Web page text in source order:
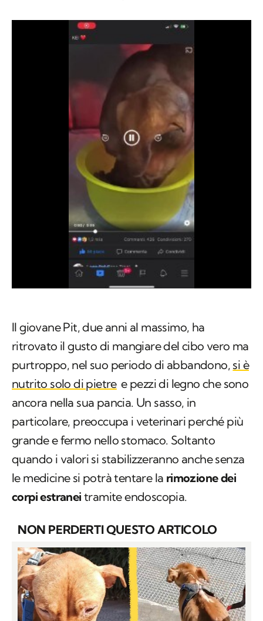
Il giovane Pit, due anni al massimo, ha
ritrovato il gusto di mangiare del cibo vero ma
purtroppo, nel suo periodo di abbandono, si è
nutrito solo di pietre e pezzi di legno che sono
ancora nella sua pancia. Un sasso, in
particolare, preoccupa i veterinari perché più
grande e fermo nello stomaco. Soltanto
quando i valori si stabilizzeranno anche senza
le medicine si potrà tentare la rimozione dei
corpi estranei tramite endoscopia.
NON PERDERTI QUESTO ARTICOLO